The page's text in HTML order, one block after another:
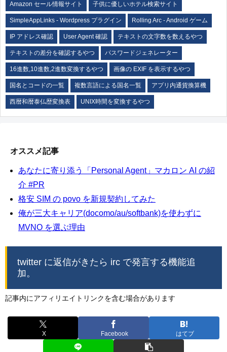
Amazon セール情報サイト 子供に優しいホテル検索サイト
SimpleAppLinks - Wordpress プラグイン Rolling Arc - Android ゲーム
IP アドレス確認 User Agent 確認 テキストの文字数を数えるやつ
テキストの差分を確認するやつ パスワードジェネレーター
16進数,10進数,2進数変換するやつ 画像の EXIF を表示するやつ
国名とコードの一覧 複数言語による国名一覧 アプリ内通貨換算機
西暦和暦泰仏歴変換表 UNIX時間を変換するやつ
オススメ記事
あなたに寄り添う「Personal Agent」マカロン AI の紹
介 #PR
格安 SIM の povo を新規契約してみた
俺が三大キャリア(docomo/au/softbank)を使わずに
MVNO を選ぶ理由
twitter に返信がきたら irc で発言する機能追
加。
記事内にアフィリエイトリンクを含む場合があります
X Facebook はてブ